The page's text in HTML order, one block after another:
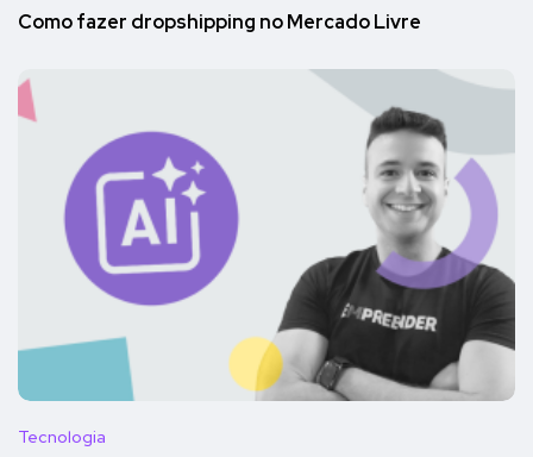
Como fazer dropshipping no Mercado Livre
Tecnologia